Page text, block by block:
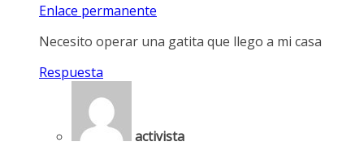
Enlace permanente
Necesito operar una gatita que llego a mi casa
Respuesta
activista